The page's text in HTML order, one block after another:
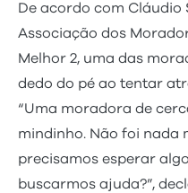
De acordo com Cláudio
Associação dos
Melhor 2, uma das
dedo do pé ao tentar
“Uma moradora de
mindinho. Não foi nada
precisamos esperar
buscarmos ajuda?”,